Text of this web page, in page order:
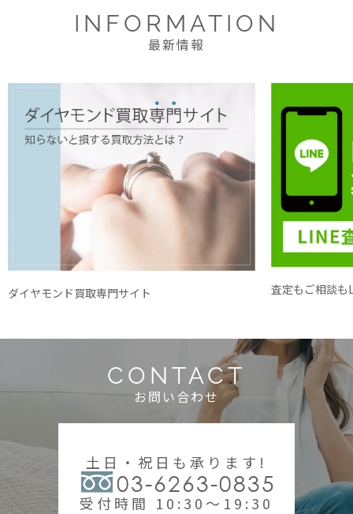
INFORMATION
最新情報
ダイヤモンド買取専門サイト 査定もご相談も
CONTACT
お問い合わせ
土日・祝日も承ります!
03-6263-0835
受付時間 10:30～19:30